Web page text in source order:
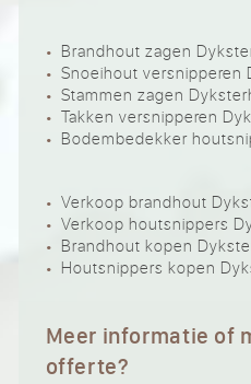
Brandhout zagen
Snoeihout versnipperen
Stammen zagen
Takken versnipperen
Bodembedekker
Verkoop brandhout
Verkoop houtsnippers
Brandhout kopen
Houtsnippers kopen
Meer informatie of
offerte?